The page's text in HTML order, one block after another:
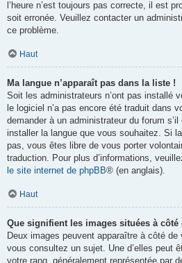
l’heure n’est toujours pas correcte, il est
soit erronée. Veuillez contacter un
ce problème.
Haut
Ma langue n’apparaît pas dans la liste !
Soit les administrateurs n’ont pas installé
le logiciel n’a pas encore été traduit dans
demander à un administrateur du forum
installer la langue que vous souhaitez. Si
pas, vous êtes libre de vous porter
traduction. Pour plus d’informations,
le site internet de phpBB® (en anglais).
Haut
Que signifient les images situées à
Deux images peuvent apparaître à côté de
vous consultez un sujet. Une d’elles peut
votre rang, généralement représentée par